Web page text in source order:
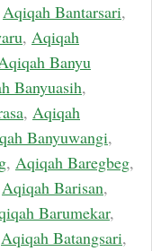
Aqiqah Bantarsari,
, Aqiqah
Banyu
Banyuasih,
, Aqiqah
Banyuwangi,
, Aqiqah Baregbeg,
Aqiqah Barisan,
Barumekar,
Aqiqah Batangsari,